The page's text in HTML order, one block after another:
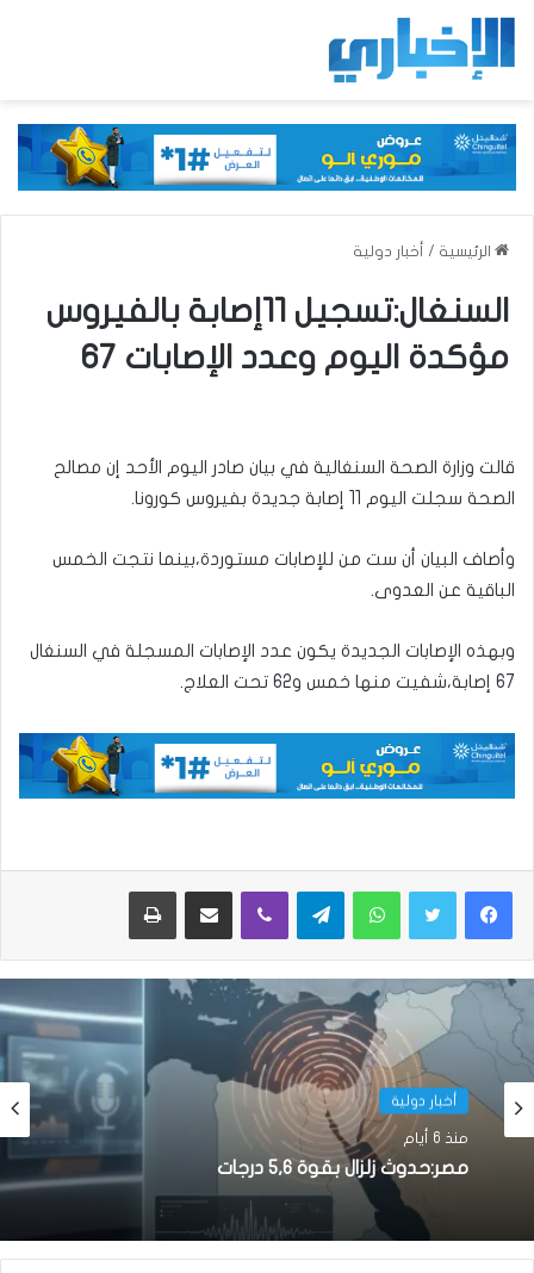
الرئيسية / أخبار دولية
السنغال:تسجيل 11إصابة بالفيروس
مؤكدة اليوم وعدد الإصابات 67
قالت وزارة الصحة السنغالية في بيان صادر اليوم الأحد إن مصالح
الصحة سجلت اليوم 11 إصابة جديدة بفيروس كورونا.
وأصاف البيان أن ست من للإصابات مستوردة،بينما نتجت الخمس
الباقية عن العدوى.
وبهذه الإصابات الجديدة يكون عدد الإصابات المسجلة في السنغال
67 إصابة،شفيت منها خمس و62 تحت العلاج.
واتساب تيلقرام ڤايبر مشاركة عبر البريد طباعة
أخبار دولية
منذ 6 أيام
مصر:حدوث زلزال بقوة 5,6 درجات